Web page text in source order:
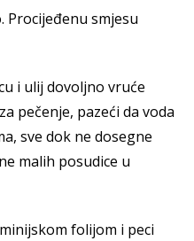
Procijeđenu smjesu
i ulij dovoljno vruće
pečenje, pazeći da voda
sve dok ne dosegne
malih posudice u
folijom i peci